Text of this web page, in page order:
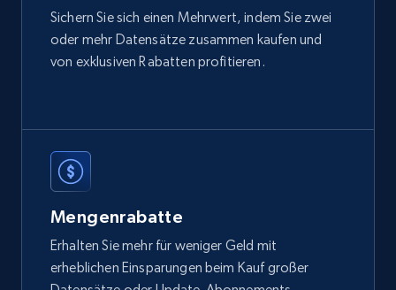
URL, Product id, Listing inventory id, Title, Rating,
Reviews count shop, Reviews count item, Initial
price, and more.
1.9K+
Amazon best seller products
Title, Seller name, Brand, Description, Initial
price, Final price, Final price high, Currency, and
Sichern Sie sich einen Mehrwert, indem Sie zwei
oder mehr Datensätze zusammen kaufen und
von exklusiven Rabatten profitieren.
Mengenrabatte
Erhalten Sie mehr für weniger Geld mit
erheblichen Einsparungen beim Kauf großer